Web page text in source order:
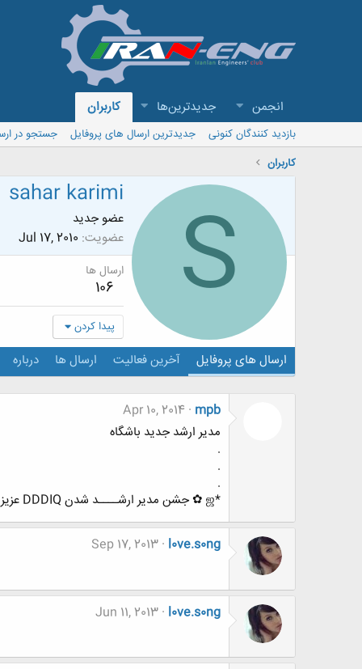
انجمن جدیدترین‌ها کاربران
بازدید کنندگان کنونی جدیدترین ارسال های پروفایل
جستجو در
کاربران
S
sahar karimi
عضو جدید
عضویت Jul 17, 2010
ارسال ها
106
پیدا کردن
ارسال های پروفایل آخرین فعالیت ارسال ها درباره
mpb
Apr 10, 2014
مدیر ارشد جدید باشگاه
.
.
.
*ஜ ✿ جشن مدیر ارشــــد شدن DDDIQ عزیز ✿ ஜ *
l0ve.s0ng
Sep 17, 2013
l0ve.s0ng
Jun 11, 2013